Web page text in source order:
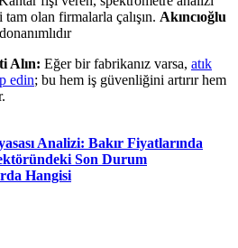
olan firmalarla çalışın. Akıncıoğlu
Alın: Eğer bir fabrikanız varsa, atık
edin; bu hem iş güvenliğini artırır hem
Analizi: Bakır Fiyatlarında
Son Durum
Hangisi